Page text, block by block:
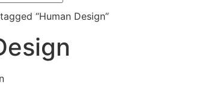
“Human Design”